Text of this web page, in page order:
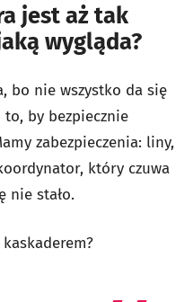
jest aż tak
wygląda?
bo nie wszystko da się
by bezpiecznie
zabezpieczenia: liny,
który czuwa
nie stało.